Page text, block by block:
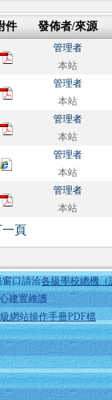
件 發佈者/來源
管理者
本站
管理者
本站
管理者
本站
管理者
本站
管理者
本站
一頁
口請洽各級學校總機（
建置維護
網站操作手冊PDF檔